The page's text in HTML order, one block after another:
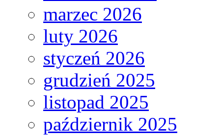
marzec 2026
luty 2026
styczeń 2026
grudzień 2025
listopad 2025
październik 2025